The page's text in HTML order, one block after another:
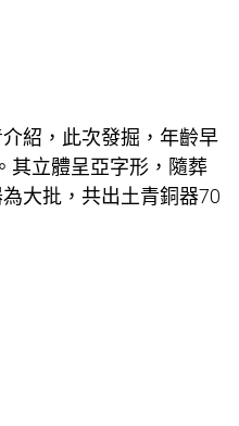
紹，此次發掘，年齡早
其立體呈亞字形，隨葬
大批，共出土青銅器70